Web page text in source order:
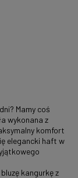
Mamy coś
wykonana z
komfort
elegancki haft w
bluzę kangurkę z